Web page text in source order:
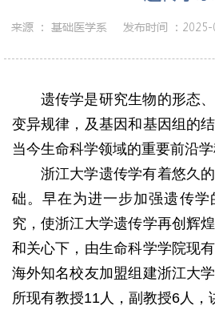
来源 ： 基础医学系 发布时间 ：
遗传学是研究生物的形态
变异规律，及基因和基因组的
当今生命科学领域的重要前沿学
浙江大学遗传学有着悠久
础。早在为进一步加强遗传
究，使浙江大学遗传学再创辉
和关心下，由生命科学学院现
海外知名校友加盟组建浙江大
所现有教授11人，副教授6人